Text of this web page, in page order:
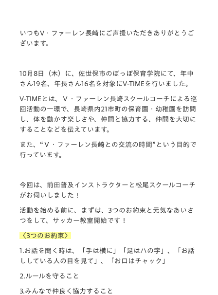
いつもV・ファーレン長崎にご声援いただきありがとうご
ざいます。
10月8日（木）に、佐世保市のぽっぽ保育学院にて、年中
さん19名、年長さん16名を対象にV-TIMEを行いました。
V-TIMEとは、Ｖ・ファーレン長崎スクールコーチによる巡
回活動の一環で、長崎県内21市町の保育園・幼稚園を訪問
し、体を動かす楽しさや、仲間と協力する、仲間を大切に
することなどを伝えています。
また、“Ｖ・ファーレン長崎との交流の時間”という目的で
行っています。
今回は、前田普及インストラクターと松尾スクールコーチ
がお伺いしました！
活動を始める前に、まずは、3つのお約束と元気なあいさ
つをして、サッカー教室開始です！
〈3つのお約束〉
1.お話を聞く時は、「手は横に」「足はハの字」、「お話
ししている人の目を見て」、「お口はチャック」
2.ルールを守ること
3.みんなで仲良く協力すること